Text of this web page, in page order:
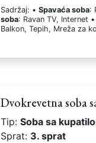
Sadržaj: •Spavaća soba:
soba: Ravan TV, Internet
Balkon, Tepih, Mreža za
Dvokrevetna soba
Tip:Soba sa
Sprat: 3. sprat